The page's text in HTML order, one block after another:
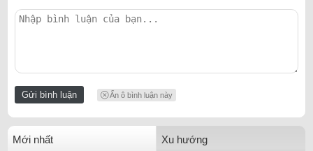
Ẩn ô bình luận này
Mới nhất Xu hướng